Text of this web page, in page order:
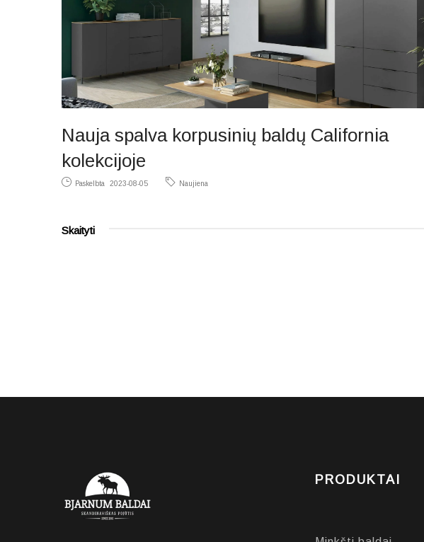
Nauja spalva korpusinių baldų California
kolekcijoje
Paskelbta 2023-08-05 Naujiena
Skaityti
PRODUKTAI